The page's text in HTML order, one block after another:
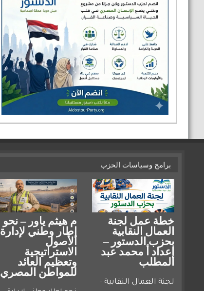
برامج وسياسات الحزب
م هيثم ياور – نحو
إطار وطني لإدارة
الأصول
الاستراتيجية
وتعظيم العائد
للمواطن المصري
خطة عمل لجنة
العمال النقابية
بحزب الدستور –
إعداد أ محمد عبد
المطلب
لجنة العمال النقابية –